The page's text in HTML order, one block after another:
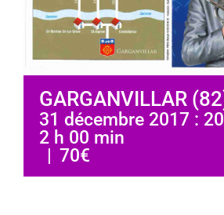
GARGANVILLAR
31 décembre 2017 :
2 h 00 min
70€